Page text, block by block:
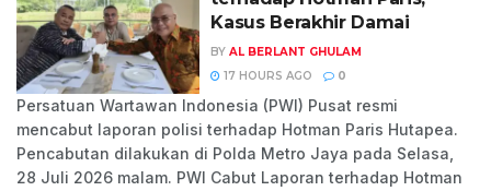
Kasus Berakhir Damai
BY AL BERLANT GHULAM
17 HOURS AGO
0
Persatuan Wartawan Indonesia (PWI) Pusat resmi
mencabut laporan polisi terhadap Hotman Paris Hutapea.
Pencabutan dilakukan di Polda Metro Jaya pada Selasa,
28 Juli 2026 malam. PWI Cabut Laporan terhadap Hotman